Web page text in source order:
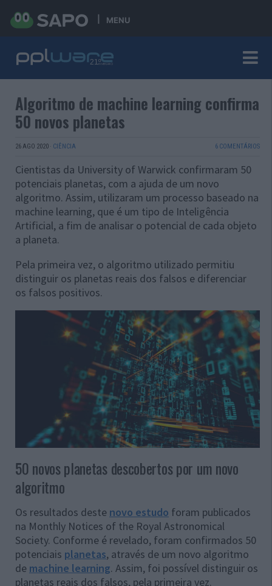
MENU
Algoritmo de machine learning confirma
50 novos planetas
26 AGO 2020 · CIÊNCIA 6 COMENTÁRIOS
Cientistas da University of Warwick confirmaram 50
potenciais planetas, com a ajuda de um novo
algoritmo. Assim, utilizaram um processo baseado na
machine learning, que é um tipo de Inteligência
Artificial, a fim de analisar o potencial de cada objeto
a planeta.
Pela primeira vez, o algoritmo utilizado permitiu
distinguir os planetas reais dos falsos e diferenciar
os falsos positivos.
50 novos planetas descobertos por um novo
algoritmo
Os resultados deste novo estudo foram publicados
na Monthly Notices of the Royal Astronomical
Society. Conforme é revelado, foram confirmados 50
potenciais planetas, através de um novo algoritmo
de machine learning. Assim, foi possível distinguir os
planetas reais dos falsos, pela primeira vez.